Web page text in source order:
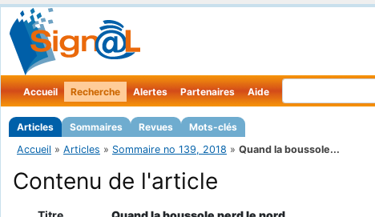
Accueil Recherche
Articles Sommaires Revues Mots-clés
Alertes Partenaires Aide
Accueil » Articles » Sommaire no 139, 2018 » Quand la boussole...
Contenu de l'article